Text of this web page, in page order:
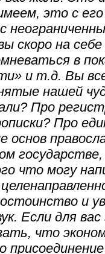
это с его
скоро на себе
в
и т.д. Вы
нашей
Про
Про
основ
что могу
и
Если для
что